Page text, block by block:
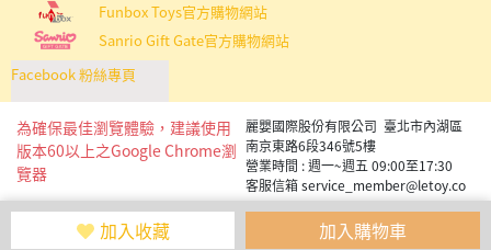
加入收藏 加入購物車
Funbox Toys官方購物網站
Sanrio Gift Gate官方購物網站
Facebook 粉絲專頁
為確保最佳瀏覽體驗，建議使用
版本60以上之Google Chrome瀏
覽器
麗嬰國際股份有限公司 臺北市內湖區
南京東路6段346號5樓
營業時間 : 週一~週五 09:00至17:30
客服信箱 service_member@letoy.co
Copyright 2019 麗嬰國際版權所有